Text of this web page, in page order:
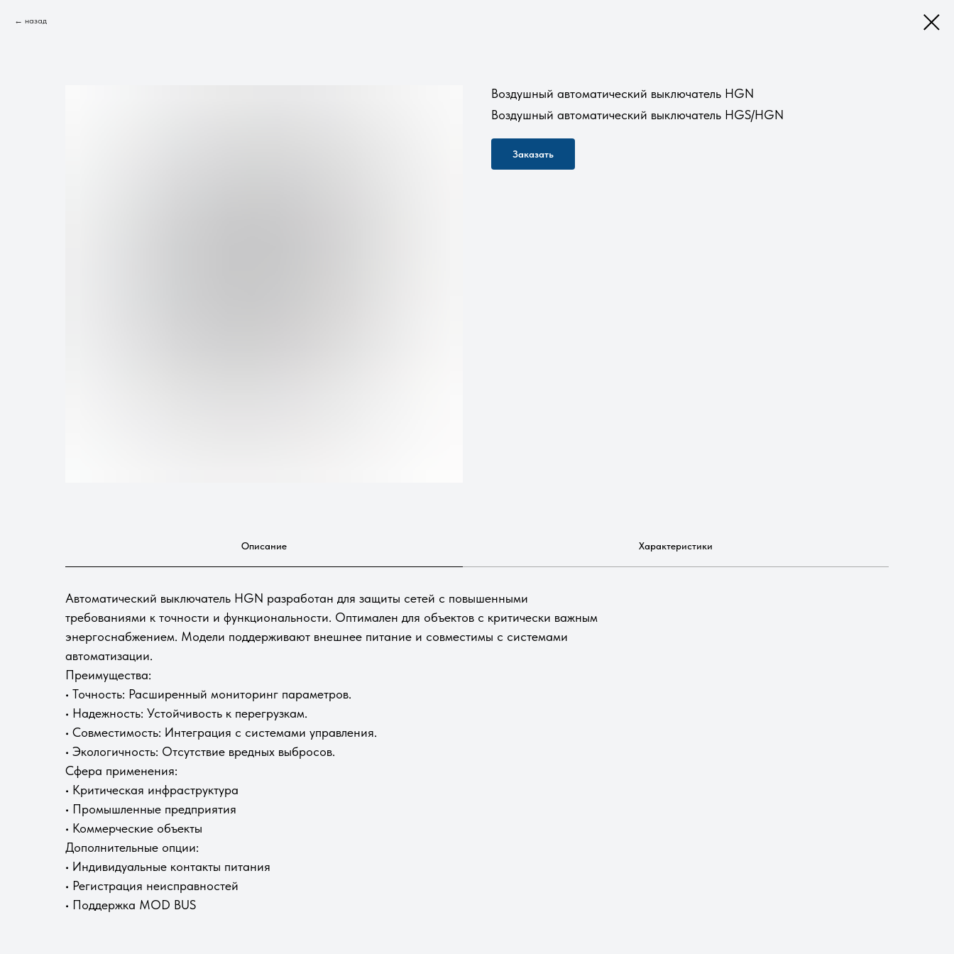
назад
Воздушный автоматический выключатель HGN
Воздушный автоматический выключатель HGS/HGN
Заказать
Описание Характеристики
Автоматический выключатель HGN разработан для защиты сетей с повышенными
требованиями к точности и функциональности. Оптимален для объектов с критически важным
энергоснабжением. Модели поддерживают внешнее питание и совместимы с системами
автоматизации.
Преимущества:
• Точность: Расширенный мониторинг параметров.
• Надежность: Устойчивость к перегрузкам.
• Совместимость: Интеграция с системами управления.
• Экологичность: Отсутствие вредных выбросов.
Сфера применения:
• Критическая инфраструктура
• Промышленные предприятия
• Коммерческие объекты
Дополнительные опции:
• Индивидуальные контакты питания
• Регистрация неисправностей
• Поддержка MOD BUS